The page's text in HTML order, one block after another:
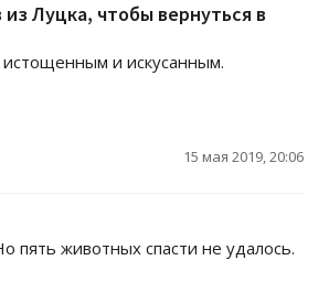
Луцка, чтобы вернуться в
и искусанным.
15 мая 2019, 20:06
пять животных спасти не удалось.